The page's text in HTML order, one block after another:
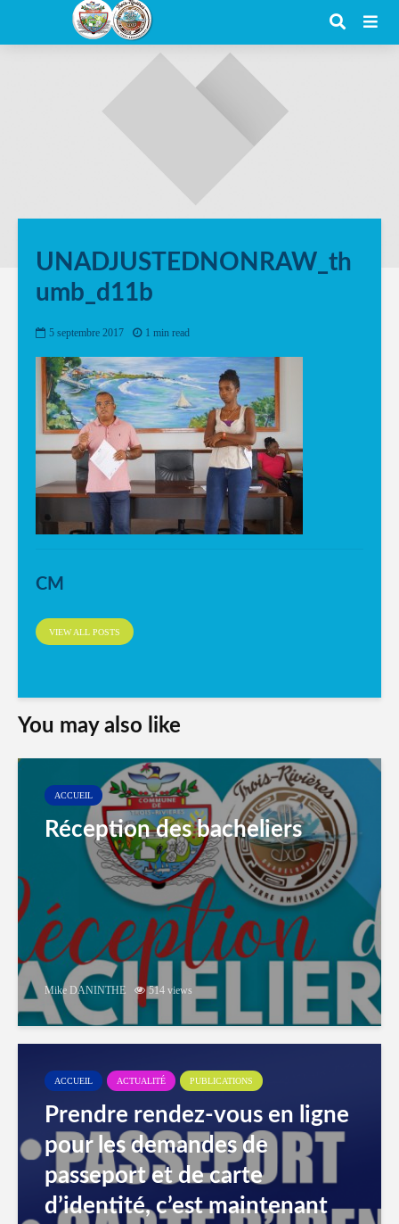
UNADJUSTEDNONRAW_th
umb_d11b
5 septembre 2017 1 min read
CM
VIEW ALL POSTS
You may also like
ACCUEIL
Réception des bacheliers
Mike DANINTHE 514 views
ACCUEIL ACTUALITÉ PUBLICATIONS
Prendre rendez-vous en ligne
pour les demandes de
passeport et de carte
d’identité, c’est maintenant